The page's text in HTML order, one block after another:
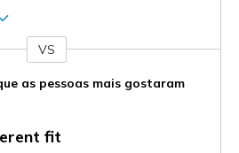
VS
as pessoas mais gostaram
fit